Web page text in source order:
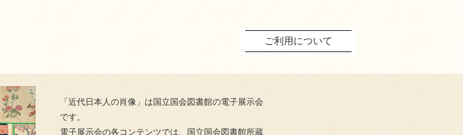
ご利用について
「近代日本人の肖像」は国立国会図書館の電子展示会
です。
電子展示会の各コンテンツでは、国立国会図書館所蔵